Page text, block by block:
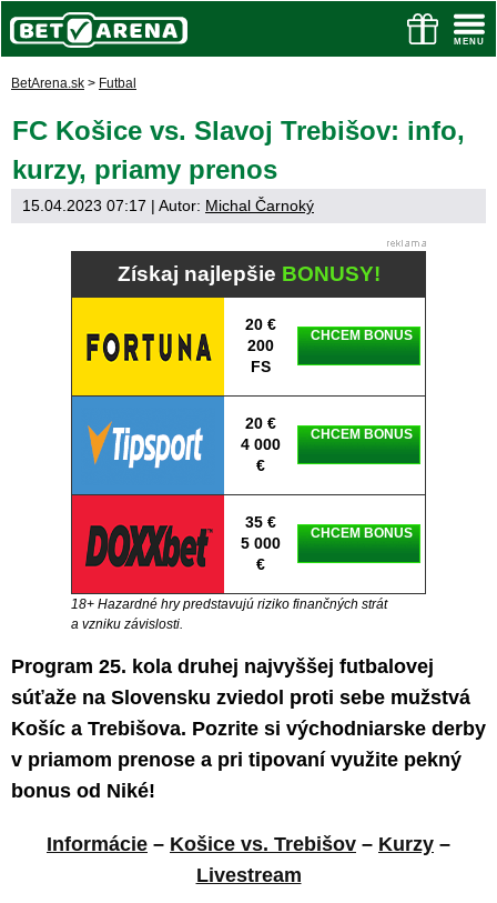
BetArena.sk > Futbal
FC Košice vs. Slavoj Trebišov: info,
kurzy, priamy prenos
15.04.2023 07:17 | Autor: Michal Čarnoký
Získaj najlepšie BONUSY!
20 €
200
FS
CHCEM BONUS
20 €
4 000
€
CHCEM BONUS
35 €
5 000
€
CHCEM BONUS
18+ Hazardné hry predstavujú riziko finančných strát
a vzniku závislosti.
Program 25. kola druhej najvyššej futbalovej
súťaže na Slovensku zviedol proti sebe mužstvá
Košíc a Trebišova. Pozrite si východniarske derby
v priamom prenose a pri tipovaní využite pekný
bonus od Niké!
Informácie – Košice vs. Trebišov – Kurzy –
Livestream